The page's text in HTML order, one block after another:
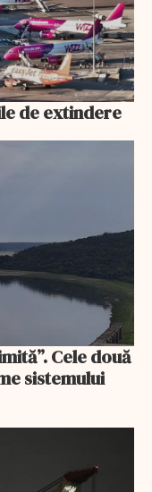
de extindere
Cele două
sistemului